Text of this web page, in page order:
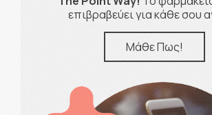
επιβραβεύει για κάθε σου
Μάθε Πως!